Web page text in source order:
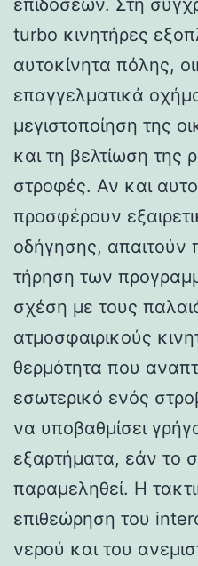
turbo κινητήρες
αυτοκίνητα πόλης,
επαγγελματικά
μεγιστοποίηση της
και τη βελτίωση της
στροφές. Αν και
προσφέρουν
οδήγησης, απαιτούν
τήρηση των
σχέση με τους
ατμοσφαιρικούς
θερμότητα που
εσωτερικό ενός
να υποβαθμίσει
εξαρτήματα, εάν το
παραμεληθεί. Η
επιθεώρηση του
νερού και του